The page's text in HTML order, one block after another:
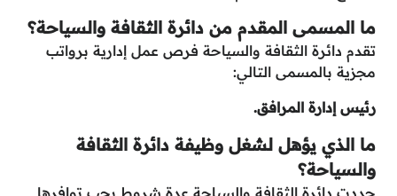
ما المسمى المقدم من دائرة الثقافة والسياحة؟
تقدم دائرة الثقافة والسياحة فرص عمل إدارية برواتب
مجزية بالمسمى التالي:
رئيس إدارة المرافق.
ما الذي يؤهل لشغل وظيفة دائرة الثقافة
والسياحة؟
حددت دائرة الثقافة والسياحة عدة شروط يجب توافرها